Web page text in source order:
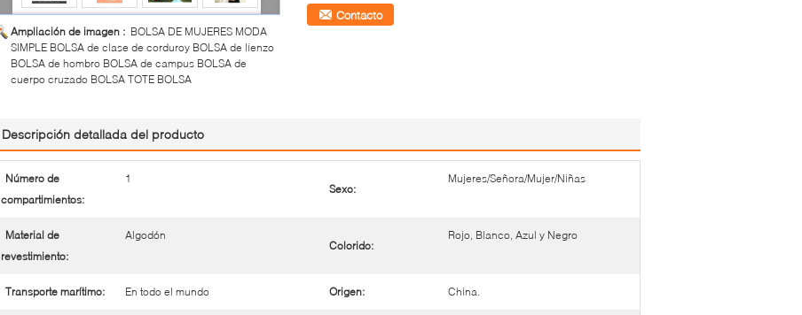
Ampliación de imagen : BOLSA DE MUJERES MODA
SIMPLE BOLSA de clase de corduroy BOLSA de lienzo
BOLSA de hombro BOLSA de campus BOLSA de
cuerpo cruzado BOLSA TOTE BOLSA
Contacto
Descripción detallada del producto
Número de
compartimientos:
1
Sexo:
Mujeres/Señora/Mujer/Niñas
Material de
revestimiento:
Algodón
Colorido:
Rojo, Blanco, Azul y Negro
Transporte marítimo: En todo el mundo Origen: China.